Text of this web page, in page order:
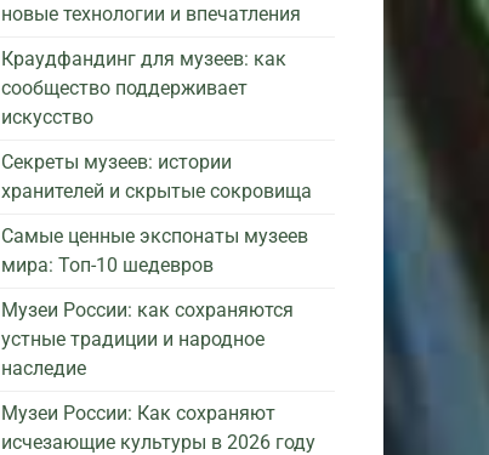
новые технологии и впечатления
Краудфандинг для музеев: как
сообщество поддерживает
искусство
Секреты музеев: истории
хранителей и скрытые сокровища
Самые ценные экспонаты музеев
мира: Топ-10 шедевров
Музеи России: как сохраняются
устные традиции и народное
наследие
Музеи России: Как сохраняют
исчезающие культуры в 2026 году